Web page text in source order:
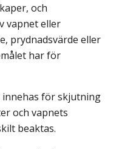
och
vapnet eller
prydnadsvärde eller
har för
innehas för skjutning
och vapnets
beaktas.